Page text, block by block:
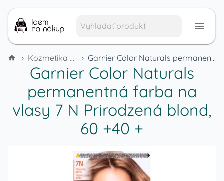
› Kozmetika a hygienické potreby › Garnier Color Naturals permanentná farba na vlasy 7 N Prirodzená blond, 60 +40 +
Garnier Color Naturals
permanentná farba na
vlasy 7 N Prirodzená blond,
60 +40 +